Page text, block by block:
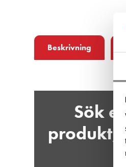
Beskrivning
Sök
produkt,